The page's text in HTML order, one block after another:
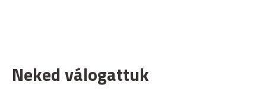
Neked válogattuk